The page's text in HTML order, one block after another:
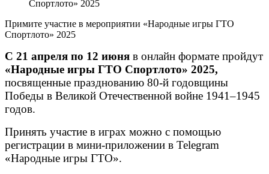
Спортлото» 2025
Примите участие в мероприятии «Народные игры ГТО
Спортлото» 2025
С 21 апреля по 12 июня в онлайн формате пройдут
«Народные игры ГТО Спортлото» 2025,
посвященные празднованию 80-й годовщины
Победы в Великой Отечественной войне 1941–1945
годов.
Принять участие в играх можно с помощью
регистрации в мини-приложении в Telegram
«Народные игры ГТО».